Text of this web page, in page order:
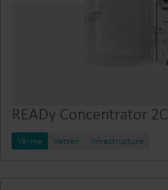
READy Concentrator 2C
Värme Vatten Infrastructure